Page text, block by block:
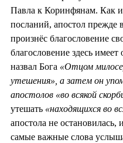
Павла к Коринфянам. Как и
посланий, апостол прежде
произнёс благословение
благословение здесь
назвал Бога «Отцом
утешения», а затем он
апостолов «во всякой
утешать «находящихся во
апостола не остановилась,
самые важные слова